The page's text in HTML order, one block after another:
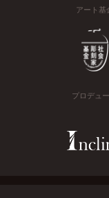
アート基
プロデュ